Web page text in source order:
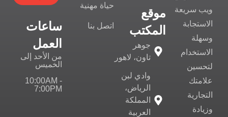
ويب سريعة
الاستجابة
وسهلة
الاستخدام
لتحسين
علامتك
التجارية
وزيادة
موقع
المكتب
جوهر
تاون، لاهور
وادي لبن
الرياض،
المملكة
العربية
حياة مهنية
اتصل بنا
ساعات
العمل
من الأحد إلى
الخميس
10:00AM -
7:00PM